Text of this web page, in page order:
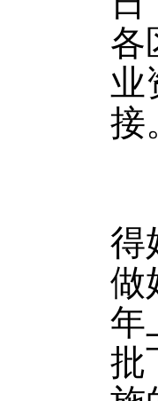
各
业
接
得
做
年
批